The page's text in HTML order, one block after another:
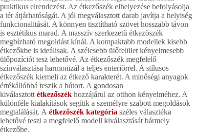
praktikus elrendezést. Az étkezőszék elhelyezése befolyásolja
a tér átjárhatóságát. A jól megválasztott darab javítja a helyiség
funkcionalitását. A könnyen tisztítható szövet hosszabb távon
is esztétikus marad. A masszív szerkezetű étkezőszék
megbízható megoldást kínál. A kompaktabb modellek kisebb
étkezőkbe is ideálisak. A szélesebb ülőfelület kényelmesebb
ülőpozíciót tesz lehetővé. Az étkezőszék megfelelő
színválasztása harmonizál a teljes enteriőrrel. A stílusos
étkezőszék kiemeli az étkező karakterét. A minőségi anyagok
értékállóbbá teszik a bútort. A gondosan
kiválasztott étkezőszék hozzájárul az otthon kényelméhez. A
különféle kialakítások segítik a személyre szabott megoldások
megtalálását. A étkezőszék kategória széles választéka
lehetővé teszi a megfelelő modell kiválasztását bármely
étkezőbe.